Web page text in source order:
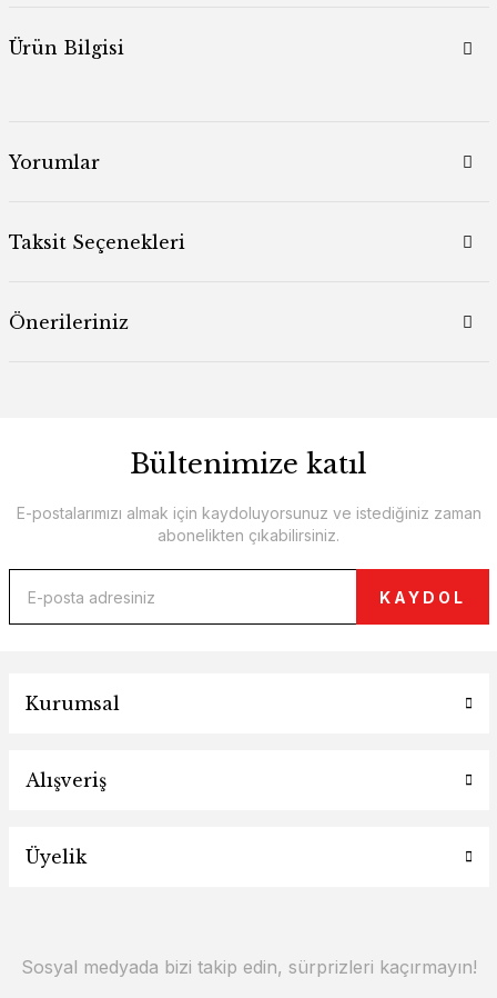
Ürün Bilgisi
Yorumlar
Taksit Seçenekleri
Önerileriniz
Bültenimize katıl
E-postalarımızı almak için kaydoluyorsunuz ve istediğiniz zaman
abonelikten çıkabilirsiniz.
KAYDOL
Kurumsal
Alışveriş
Üyelik
Sosyal medyada bizi takip edin, sürprizleri kaçırmayın!